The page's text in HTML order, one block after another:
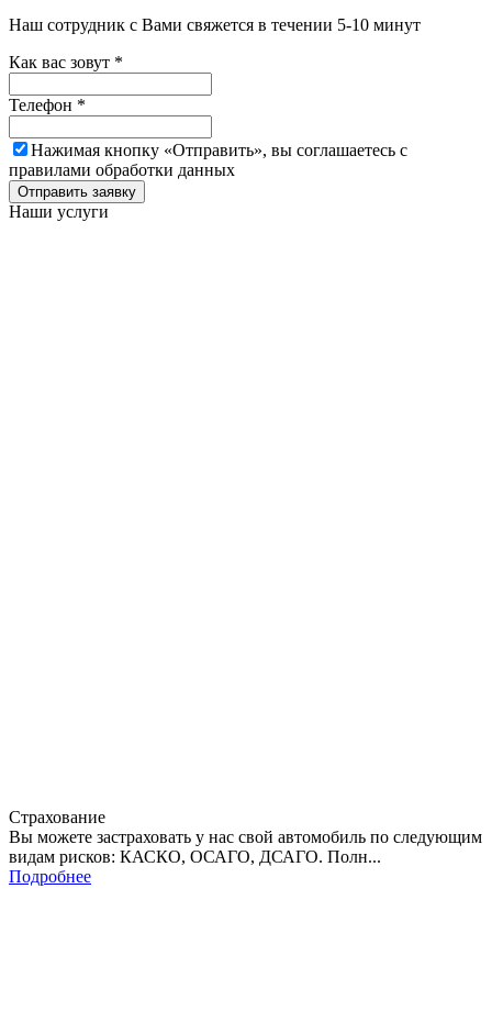
Наш сотрудник с Вами свяжется в течении 5-10 минут
Как вас зовут *
Телефон *
Нажимая кнопку «Отправить», вы соглашаетесь c
правилами обработки данных
Отправить заявку
Наши услуги
Страхование
Вы можете застраховать у нас свой автомобиль по следующим
видам рисков: КАСКО, ОСАГО, ДСАГО. Полн...
Подробнее